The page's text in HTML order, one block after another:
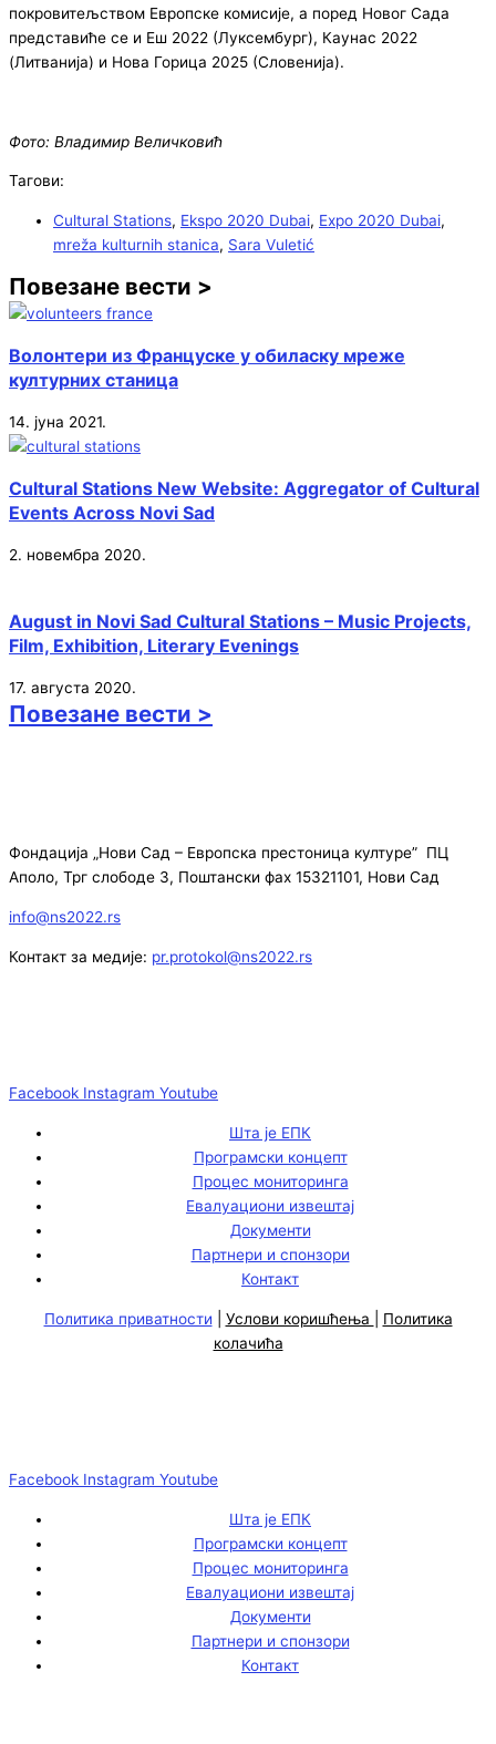
покровитељством Европске комисије, а поред Новог Сада
представиће се и Еш 2022 (Луксембург), Каунас 2022
(Литванија) и Нова Горица 2025 (Словенија).
Фото: Владимир Величковић
Тагови:
Cultural Stations, Ekspo 2020 Dubai, Expo 2020 Dubai,
mreža kulturnih stanica, Sara Vuletić
Повезане вести >
Волонтери из Француске у обиласку мреже
културних станица
14. јуна 2021.
Cultural Stations New Website: Aggregator of Cultural
Events Across Novi Sad
2. новембра 2020.
August in Novi Sad Cultural Stations – Music Projects,
Film, Exhibition, Literary Evenings
17. августа 2020.
Повезане вести >
Фондација „Нови Сад – Европска престоница културе” ПЦ
Аполо, Трг слободе 3, Поштански фах 15321101, Нови Сад
info@ns2022.rs
Контакт за медије: pr.protokol@ns2022.rs
Facebook Instagram Youtube
Шта је ЕПК
Програмски концепт
Процес мониторинга
Евалуациони извештај
Документи
Партнери и спонзори
Контакт
Политика приватности Услови коришћења
Политика
колачића
Facebook Instagram Youtube
Шта је ЕПК
Програмски концепт
Процес мониторинга
Евалуациони извештај
Документи
Партнери и спонзори
Контакт